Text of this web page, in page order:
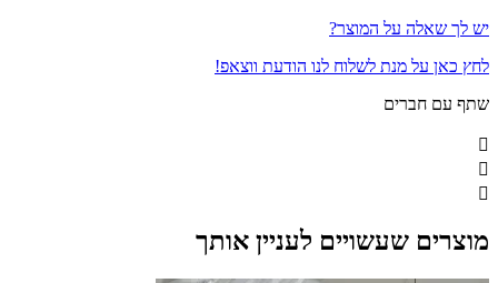
יש לך שאלה על המוצר?
לחץ כאן על מנת לשלוח לנו הודעת ווצאפ!
שתף עם חברים
מוצרים שעשויים לעניין אותך